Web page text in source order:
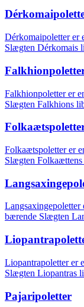
Dérkomaipoletter er
Slægten Dérkomais
Falkhionpoletter er
Slægten Falkhions
Folkaætspoletter er
Slægten
Langsaxingepoletter
bærende Slægten
Liopantrapoletter er
Slægten Liopantras
Pajaripoletter